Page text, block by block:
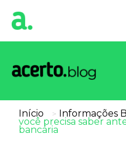
Início > Informações
você precisa saber
bancária